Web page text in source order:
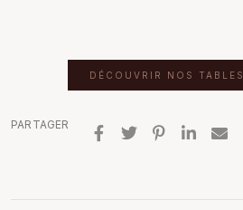
DÉCOUVRIR NOS
PARTAGER